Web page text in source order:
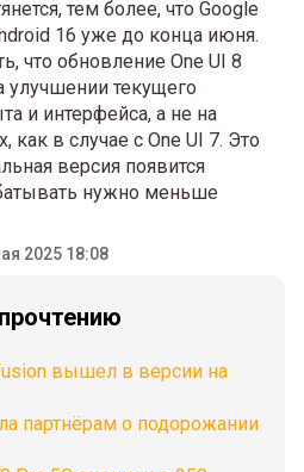
тем более, что Google
16 уже до конца июня.
что обновление One UI 8
улучшении текущего
и интерфейса, а не на
как в случае с One UI 7. Это
версия появится
нужно меньше
2025 18:08
вышел в версии на
партнёрам о подорожании